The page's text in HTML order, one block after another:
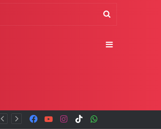
TikTok
Instagram
YouTube
Facebook
Buscar
Sidebar